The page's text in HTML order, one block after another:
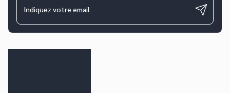
Indiquez votre email